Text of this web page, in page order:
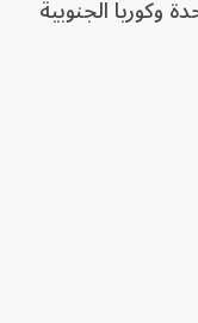
وكوريا الجنوبية